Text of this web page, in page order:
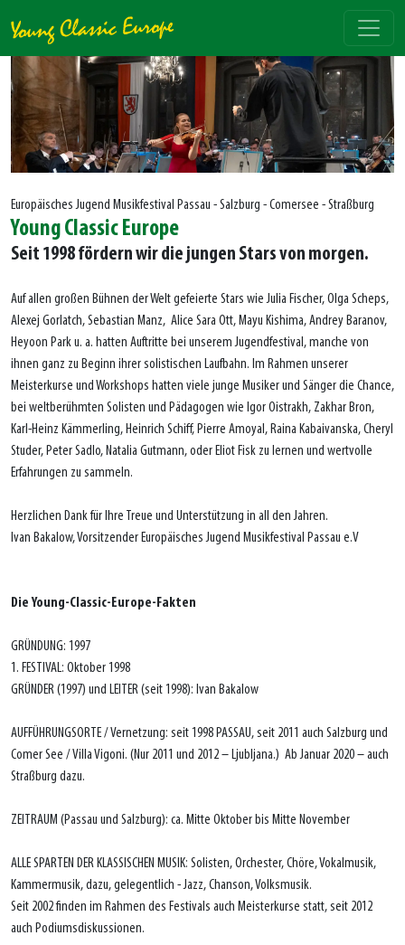
Europäisches Jugend Musikfestival Passau - Salzburg - Comersee - Straßburg
Young Classic Europe
Seit 1998 fördern wir die jungen Stars von morgen.
Auf allen großen Bühnen der Welt gefeierte Stars wie Julia Fischer, Olga Scheps,
Alexej Gorlatch, Sebastian Manz, Alice Sara Ott, Mayu Kishima, Andrey Baranov,
Heyoon Park u. a. hatten Auftritte bei unserem Jugendfestival, manche von
ihnen ganz zu Beginn ihrer solistischen Laufbahn. Im Rahmen unserer
Meisterkurse und Workshops hatten viele junge Musiker und Sänger die Chance,
bei weltberühmten Solisten und Pädagogen wie Igor Oistrakh, Zakhar Bron,
Karl-Heinz Kämmerling, Heinrich Schiff, Pierre Amoyal, Raina Kabaivanska, Cheryl
Studer, Peter Sadlo, Natalia Gutmann, oder Eliot Fisk zu lernen und wertvolle
Erfahrungen zu sammeln.
Herzlichen Dank für Ihre Treue und Unterstützung in all den Jahren.
Ivan Bakalow, Vorsitzender Europäisches Jugend Musikfestival Passau e.V
Die Young-Classic-Europe-Fakten
GRÜNDUNG: 1997
1. FESTIVAL: Oktober 1998
GRÜNDER (1997) und LEITER (seit 1998): Ivan Bakalow
AUFFÜHRUNGSORTE / Vernetzung: seit 1998 PASSAU, seit 2011 auch Salzburg und
Comer See / Villa Vigoni. (Nur 2011 und 2012 – Ljubljana.) Ab Januar 2020 – auch
Straßburg dazu.
ZEITRAUM (Passau und Salzburg): ca. Mitte Oktober bis Mitte November
ALLE SPARTEN DER KLASSISCHEN MUSIK: Solisten, Orchester, Chöre, Vokalmusik,
Kammermusik, dazu, gelegentlich - Jazz, Chanson, Volksmusik.
Seit 2002 finden im Rahmen des Festivals auch Meisterkurse statt, seit 2012
auch Podiumsdiskussionen.